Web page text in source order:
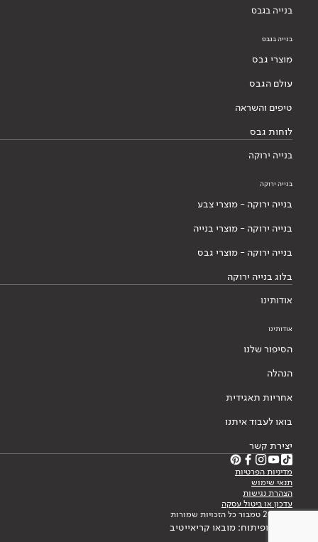
בנייה בגבס
בנייה בגבס
מוצרי גבס
עולם הגבס
טיפים והשראה
לוחות גבס
בנייה ירוקה
בנייה ירוקה
בנייה ירוקה - מוצרי צבע
בנייה ירוקה - מוצרי בנייה
בנייה ירוקה - מוצרי גבס
בלוג בנייה ירוקה
אודותינו
אודותינו
הסיפור שלנו
הנהלה
אחריות תאגידית
בואו לעבוד איתנו
יצירת קשר
מדיניות הפרטיות
תנאי שימוש
הצהרת נגישות
עדכון או ביטול עסקה
© 2026 טמבור כל הזכויות שמורות
עיצוב ופיתוח: מובאו קריאייטיב